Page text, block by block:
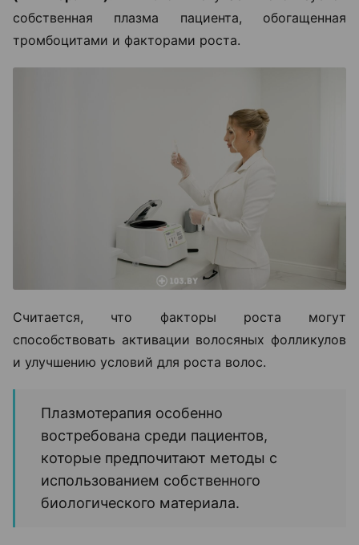
собственная плазма пациента, обогащенная
тромбоцитами и факторами роста.
Считается, что факторы роста могут
способствовать активации волосяных фолликулов
и улучшению условий для роста волос.
Плазмотерапия особенно
востребована среди пациентов,
которые предпочитают методы с
использованием собственного
биологического материала.